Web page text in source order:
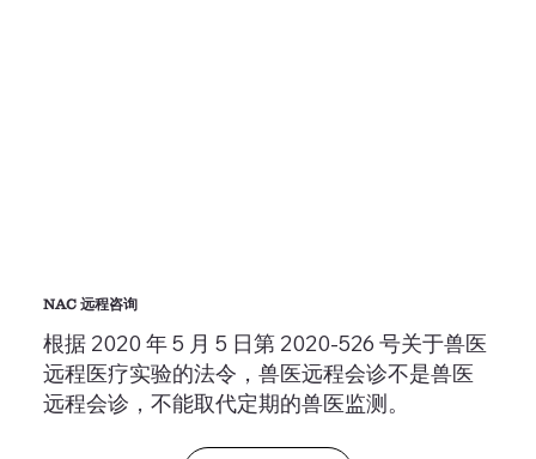
NAC 远程咨询
根据 2020 年 5 月 5 日第 2020-526 号关于兽医
远程医疗实验的法令，兽医远程会诊不是兽医
远程会诊，不能取代定期的兽医监测。